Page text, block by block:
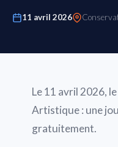
11 avril 2026
Le 11 avril 2026,
Artistique : une
gratuitement.